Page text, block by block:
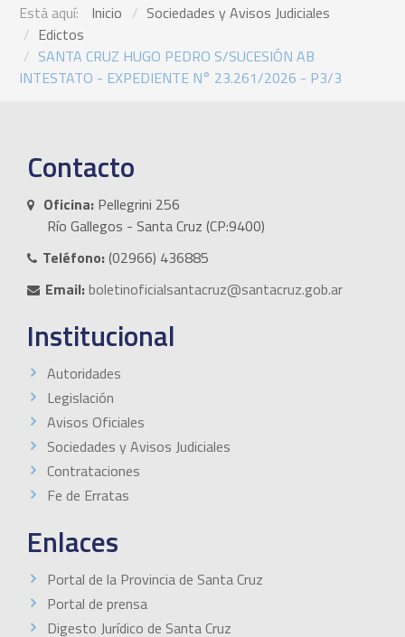
Está aquí: Inicio
Sociedades y Avisos Judiciales
Edictos
SANTA CRUZ HUGO PEDRO S/SUCESIÓN AB
INTESTATO - EXPEDIENTE N° 23.261/2026 - P3/3
Contacto
Oficina: Pellegrini 256
Río Gallegos - Santa Cruz (CP:9400)
Teléfono:(02966) 436885
Email:boletinoficialsantacruz@santacruz.gob.ar
Institucional
Autoridades
Legislación
Avisos Oficiales
Sociedades y Avisos Judiciales
Contrataciones
Fe de Erratas
Enlaces
Portal de la Provincia de Santa Cruz
Portal de prensa
Digesto Jurídico de Santa Cruz